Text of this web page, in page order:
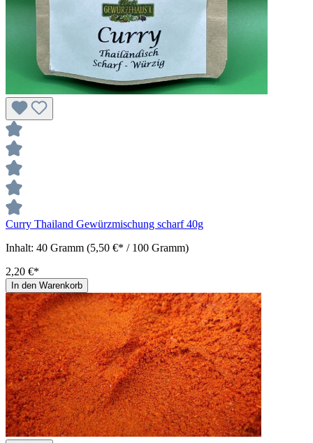
Curry Thailand Gewürzmischung scharf 40g
Inhalt: 40 Gramm (5,50 €* / 100 Gramm)
2,20 €*
In den Warenkorb